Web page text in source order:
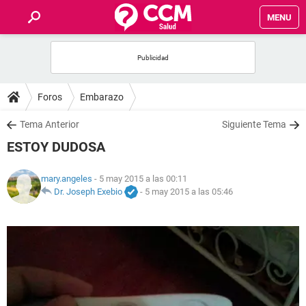
MENU
FOROS
SALUD
NUTRICIÓN
BIENESTAR
GLOSARIO
Foros Embarazo
Tema Anterior Siguiente Tema
ESTOY DUDOSA
mary.angeles - 5 may 2015 a las 00:11
Dr. Joseph Exebio
- 5 may 2015 a las 05:46